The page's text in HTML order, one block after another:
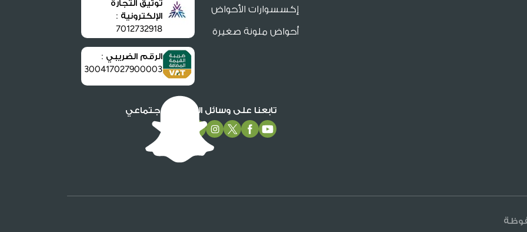
إكسسوارات الأحواض
أحواض ملونة صغيرة
توثيق التجارة
الإلكترونية :
7012732918
الرقم الضريبي :
300417027900003
تابعنا على وسائل التواصل الاجتماعي